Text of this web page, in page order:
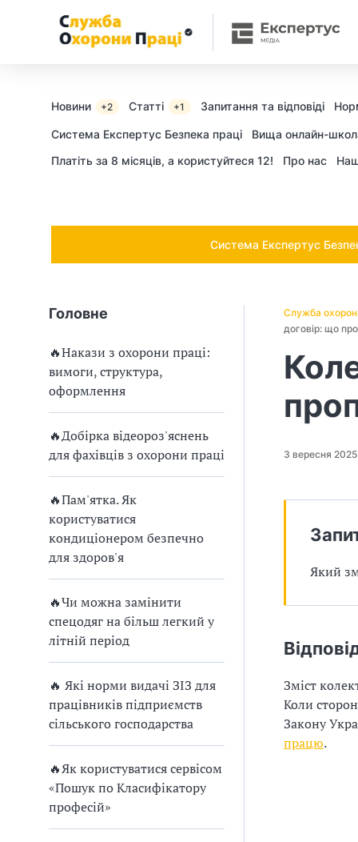
Новини +2 Статті +1 Запитання та відповіді
Cистема Експертус Безпека праці Вища онлайн-
Платіть за 8 місяців, а користуйтеся 12!
Про нас
Система Експертус
Головне
🔥Накази з охорони праці:
вимоги, структура,
оформлення
🔥Добірка відеороз'яснень
для фахівців з охорони праці
🔥Пам'ятка. Як
користуватися
кондиціонером безпечно
для здоров'я
🔥Чи можна замінити
спецодяг на більш легкий у
літній період
🔥 Які норми видачі ЗІЗ для
працівників підприємств
сільського господарства
🔥Як користуватися сервісом
«Пошук по Класифікатору
професій»
Служба
договір: що
3 вересня 2025
Який
Зміст
Коли
Закону
працю.